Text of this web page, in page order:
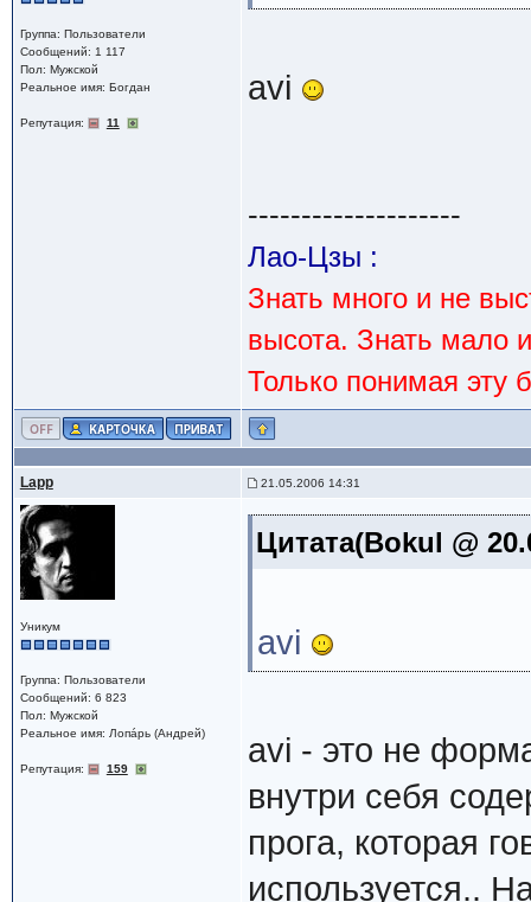
Группа: Пользователи
Сообщений: 1 117
Пол: Мужской
Реальное имя: Богдан
Репутация: 11
avi
--------------------
Лао-Цзы :
Знать много и не
высота. Знать мало
Только понимая эту
Lapp 21.05.2006 14:31
Уникум
Группа: Пользователи
Сообщений: 6 823
Пол: Мужской
Реальное имя: Лопáрь (Андрей)
Репутация: 159
Цитата(Bokul @
avi
avi - это не
внутри себя
прога, которая
используется..